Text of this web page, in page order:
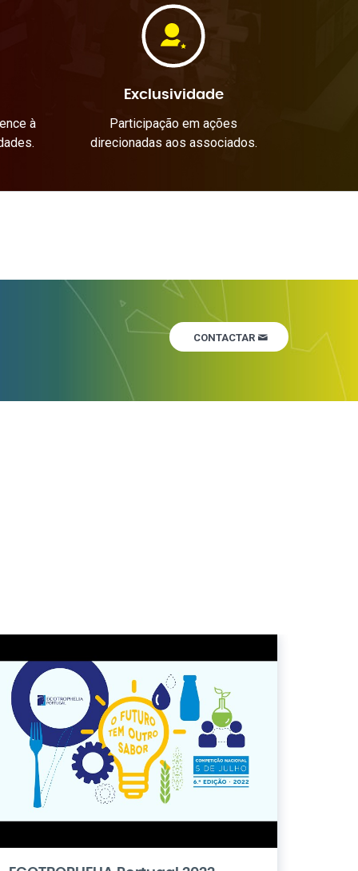
à
Exclusividade
Participação em ações
direcionadas aos associados.
CONTACTAR